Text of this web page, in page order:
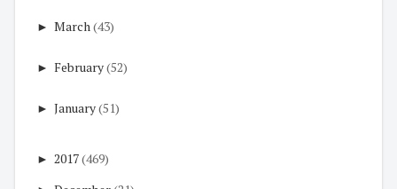
► March(43)
► February(52)
► January(51)
► 2017(469)